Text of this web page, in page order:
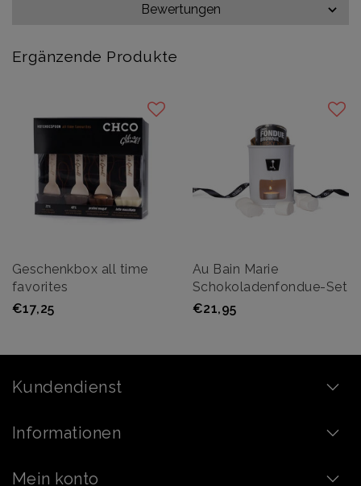
Bewertungen
Ergänzende Produkte
Geschenkbox all time
favorites
€17,25
Au Bain Marie
Schokoladenfondue-Set
€21,95
Kundendienst
Informationen
Mein konto